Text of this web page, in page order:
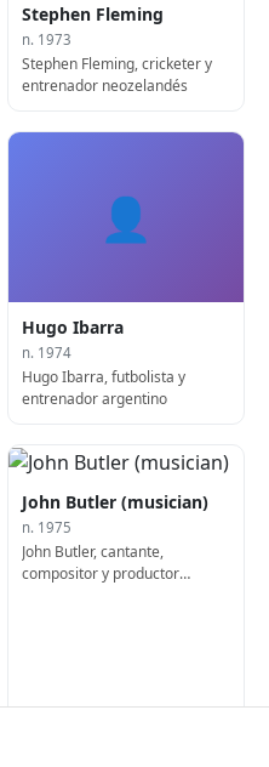
Stephen Fleming
n. 1973
Stephen Fleming, cricketer y
entrenador neozelandés
👤
Hugo Ibarra
n. 1974
Hugo Ibarra, futbolista y
entrenador argentino
John Butler (musician)
n. 1975
John Butler, cantante,
compositor y productor